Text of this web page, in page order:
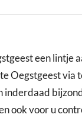
een lintje
Oegstgeest
ook voor u